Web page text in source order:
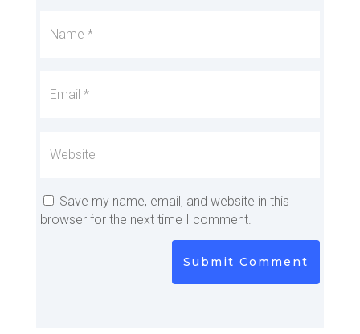
Save my name, email, and website in this
browser for the next time I comment.
Submit Comment